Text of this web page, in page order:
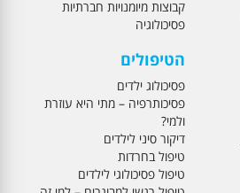
קבוצות מיומנויות חברתיות
פסיכולוגיה
הטיפולים
פסיכולוג ילדים
פסיכותרפיה – מתי היא עוזרת
ולמי?
דיקור סיני לילדים
טיפול בחרדות
טיפול פסיכולוגי לילדים